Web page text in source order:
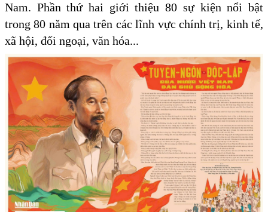
Nam. Phần thứ hai giới thiệu 80 sự kiện nổi bật
trong 80 năm qua trên các lĩnh vực chính trị, kinh tế,
xã hội, đối ngoại, văn hóa...